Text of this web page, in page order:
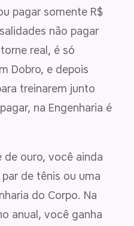
pagar somente R$
não pagar
real, é só
Dobro, e depois
treinarem junto
na Engenharia é
de ouro, você ainda
de tênis ou uma
do Corpo. Na
anual, você ganha